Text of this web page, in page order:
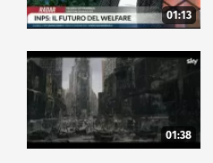
01:13
01:38